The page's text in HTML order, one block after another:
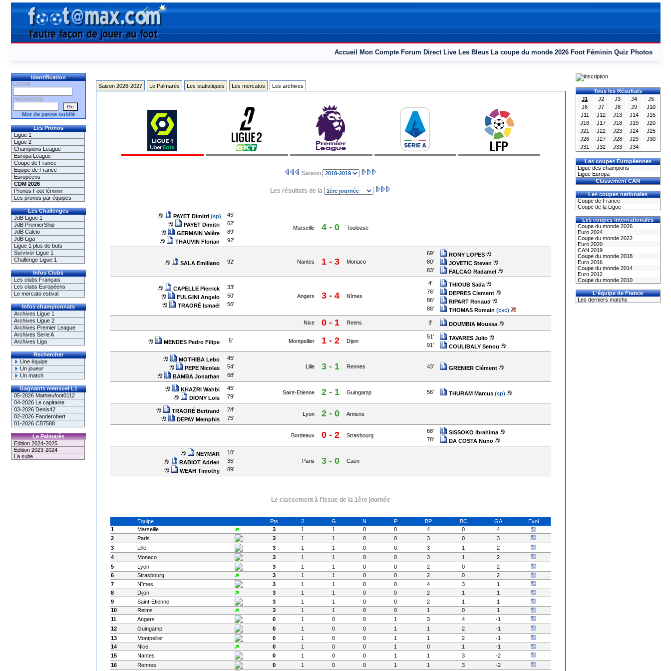
Accueil Mon Compte Forum Direct Live Les Bleus La coupe du monde 2026 Foot Féminin Quiz Photos
Identification
LOGIN
PASSWORD
Mot de passe oublié
Les Pronos
Ligue 1
Ligue 2
Champions League
Europa League
Coupe de France
Equipe de France
Européens
CDM 2026
Pronos Foot féminin
Les pronos par équipes
Les Challenges
JdB Ligue 1
JdB PremierShip
JdB Calcio
JdB Liga
Ligue 1 plus de buts
Survivor Ligue 1
Challenge Ligue 1
Infos Clubs
Les clubs Français
Les clubs Européens
Le mercato estival
Infos championnats
Archives Ligue 1
Archives Ligue 2
Archives Premier League
Archives Serie A
Archives Liga
Rechercher
Une équipe
Un joueur
Un match
Gagnants mensuel L1
05-2026 Mathieufoot0112
04-2026 Le capitaine
03-2026 Denis42
02-2026 Fanderobert
01-2026 CB7588
Le Palmarès
Edition 2024-2025
Edition 2023-2024
La suite ...
Saison 2026-2027 Le Palmarès Les statistiques Les mercatos Les archives
Saison
Les résultats de la
PAYET Dimitri (sp)
45'
PAYET Dimitri
62'
GERMAIN Valère
89'
THAUVIN Florian
92'
Marseille 4 - 0 Toulouse
SALA Emiliano 92' Nantes 1 - 3 Monaco
69'
RONY LOPES
80'
JOVETIC Stevan
83'
FALCAO Radamel
CAPELLE Pierrick
33'
FULGINI Angelo
50'
TRAORÉ Ismaël
56'
Angers 3 - 4 Nîmes
4'
THIOUB Sada
76'
DEPRES Clement
86'
RIPART Renaud
88'
THOMAS Romain (csc)
Nice 0 - 1 Reims 3' DOUMBIA Moussa
MENDES Pedro Filipe 5' Montpellier 1 - 2 Dijon
51'
TAVARES Julio
91'
COULIBALY Senou
MOTHIBA Lebo
45'
PEPE Nicolas
54'
BAMBA Jonathan
68'
Lille 3 - 1 Rennes 43' GRENIER Clément
KHAZRI Wahbi
45'
DIONY Loïs
79'
Saint-Etienne 2 - 1 Guingamp 56' THURAM Marcus (sp)
TRAORÉ Bertrand
24'
DEPAY Memphis
75'
Lyon 2 - 0 Amiens
Bordeaux 0 - 2 Strasbourg
68'
SISSOKO Ibrahima
78'
DA COSTA Nuno
NEYMAR
10'
RABIOT Adrien
35'
WEAH Timothy
89'
Paris 3 - 0 Caen
Le classement à l'issue de la 1ère journée
Equipe Pts J G N P BP BC GA
Evol
1
Marseille 3 1 1 0 0 4 0
4
2
Paris 3 1 1 0 0 3 0
3
3
Lille 3 1 1 0 0 3 1
2
4
Monaco 3 1 1 0 0 3 1
2
5
Lyon 3 1 1 0 0 2 0
2
6
Strasbourg 3 1 1 0 0 2 0
2
7
Nîmes 3 1 1 0 0 4 3
1
8
Dijon 3 1 1 0 0 2 1
1
9
Saint-Etienne 3 1 1 0 0 2 1
1
10
Reims 3 1 1 0 0 1 0
1
11
Angers 0 1 0 0 1 3 4
-1
12
Guingamp 0 1 0 0 1 1 2
-1
13
Montpellier 0 1 0 0 1 1 2
-1
14
Nice 0 1 0 0 1 0 1
-1
15
Nantes 0 1 0 0 1 1 3
-2
16
Rennes 0 1 0 0 1 1 3 -2
Tous les Résultats
J1
J2 J3 J4
J5
J6
J7 J8 J9
J10
J11
J12 J13 J14
J15
J16
J17 J18 J19
J20
J21
J22 J23 J24
J25
J26
J27 J28 J29
J30
J31
J32 J33 J34
Les coupes Européennes
Ligue des champions
Ligue Europa
Classement CAN
Les coupes nationales
Coupe de France
Coupe de la Ligue
Les coupes internationales
Coupe du monde 2026
Euro 2024
Coupe du monde 2022
Euro 2020
CAN 2019
Coupe du monde 2018
Euro 2016
Coupe du monde 2014
Euro 2012
Coupe du monde 2010
L'équipe de France
Les derniers matchs